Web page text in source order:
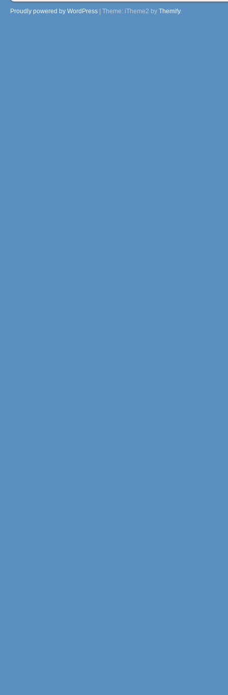
Proudly powered by WordPress Theme: iTheme2 by Themify.